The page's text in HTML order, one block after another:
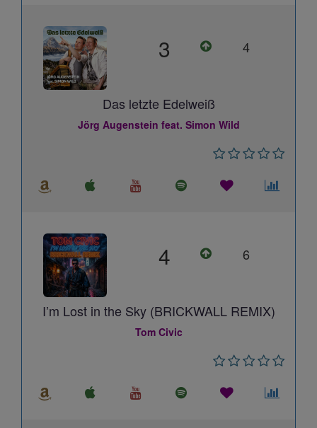
3 4
Das letzte Edelweiß
Jörg Augenstein feat. Simon Wild
4 6
I’m Lost in the Sky (BRICKWALL REMIX)
Tom Civic